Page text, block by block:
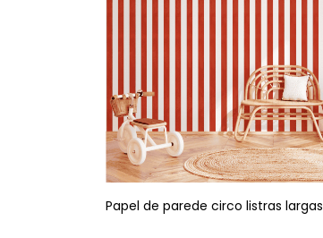
Papel de parede circo listras largas